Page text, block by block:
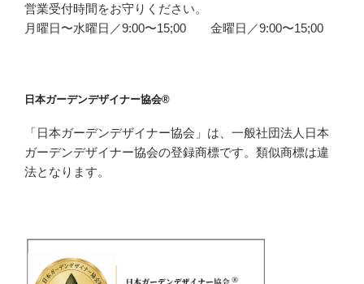
営業受付時間をお守りください。
月曜日〜水曜日／9:00〜15;00 金曜日／9:00〜15;00
日本ガーデンデザイナー協会®
「日本ガーデンデザイナー協会」は、一般社団法人日本
ガーデンデザイナー協会の登録商標です。類似商標は違
法となります。